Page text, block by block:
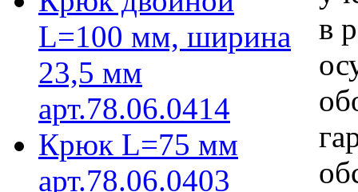
L=100 мм, ширина
23,5 мм
арт.78.06.0414
Крюк L=75 мм
арт.78.06.0403
в